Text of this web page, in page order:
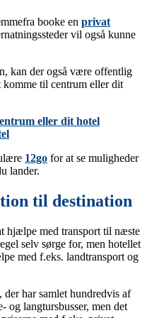
booke en privat
vil også kunne
kan der også være offentlig
komme til centrum eller dit
eller dit hotel
12go for at se muligheder
lander.
til destination
hjælpe med transport til næste
selv sørge for, men hotellet
med f.eks. landtransport og
, der har samlet hundredvis af
og langtursbusser, men det